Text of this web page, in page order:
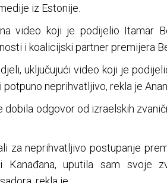
iz Estonije.
video koji je podijelio Itamar
i koalicijski partner premijera
uključujući video koji je
potpuno neprihvatljivo, rekla je
dobila odgovor od izraelskih
za neprihvatljivo postupanje
uputila sam svoje